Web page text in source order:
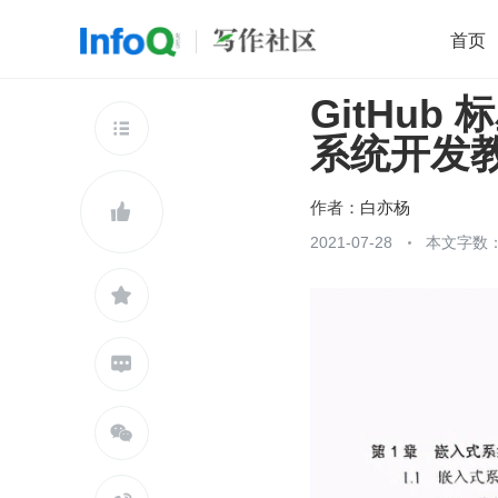
首页
开源 架构
团队管理
查看更多





GitHub
系统开发
作者： 白亦杨
2021-07-28 本文字数